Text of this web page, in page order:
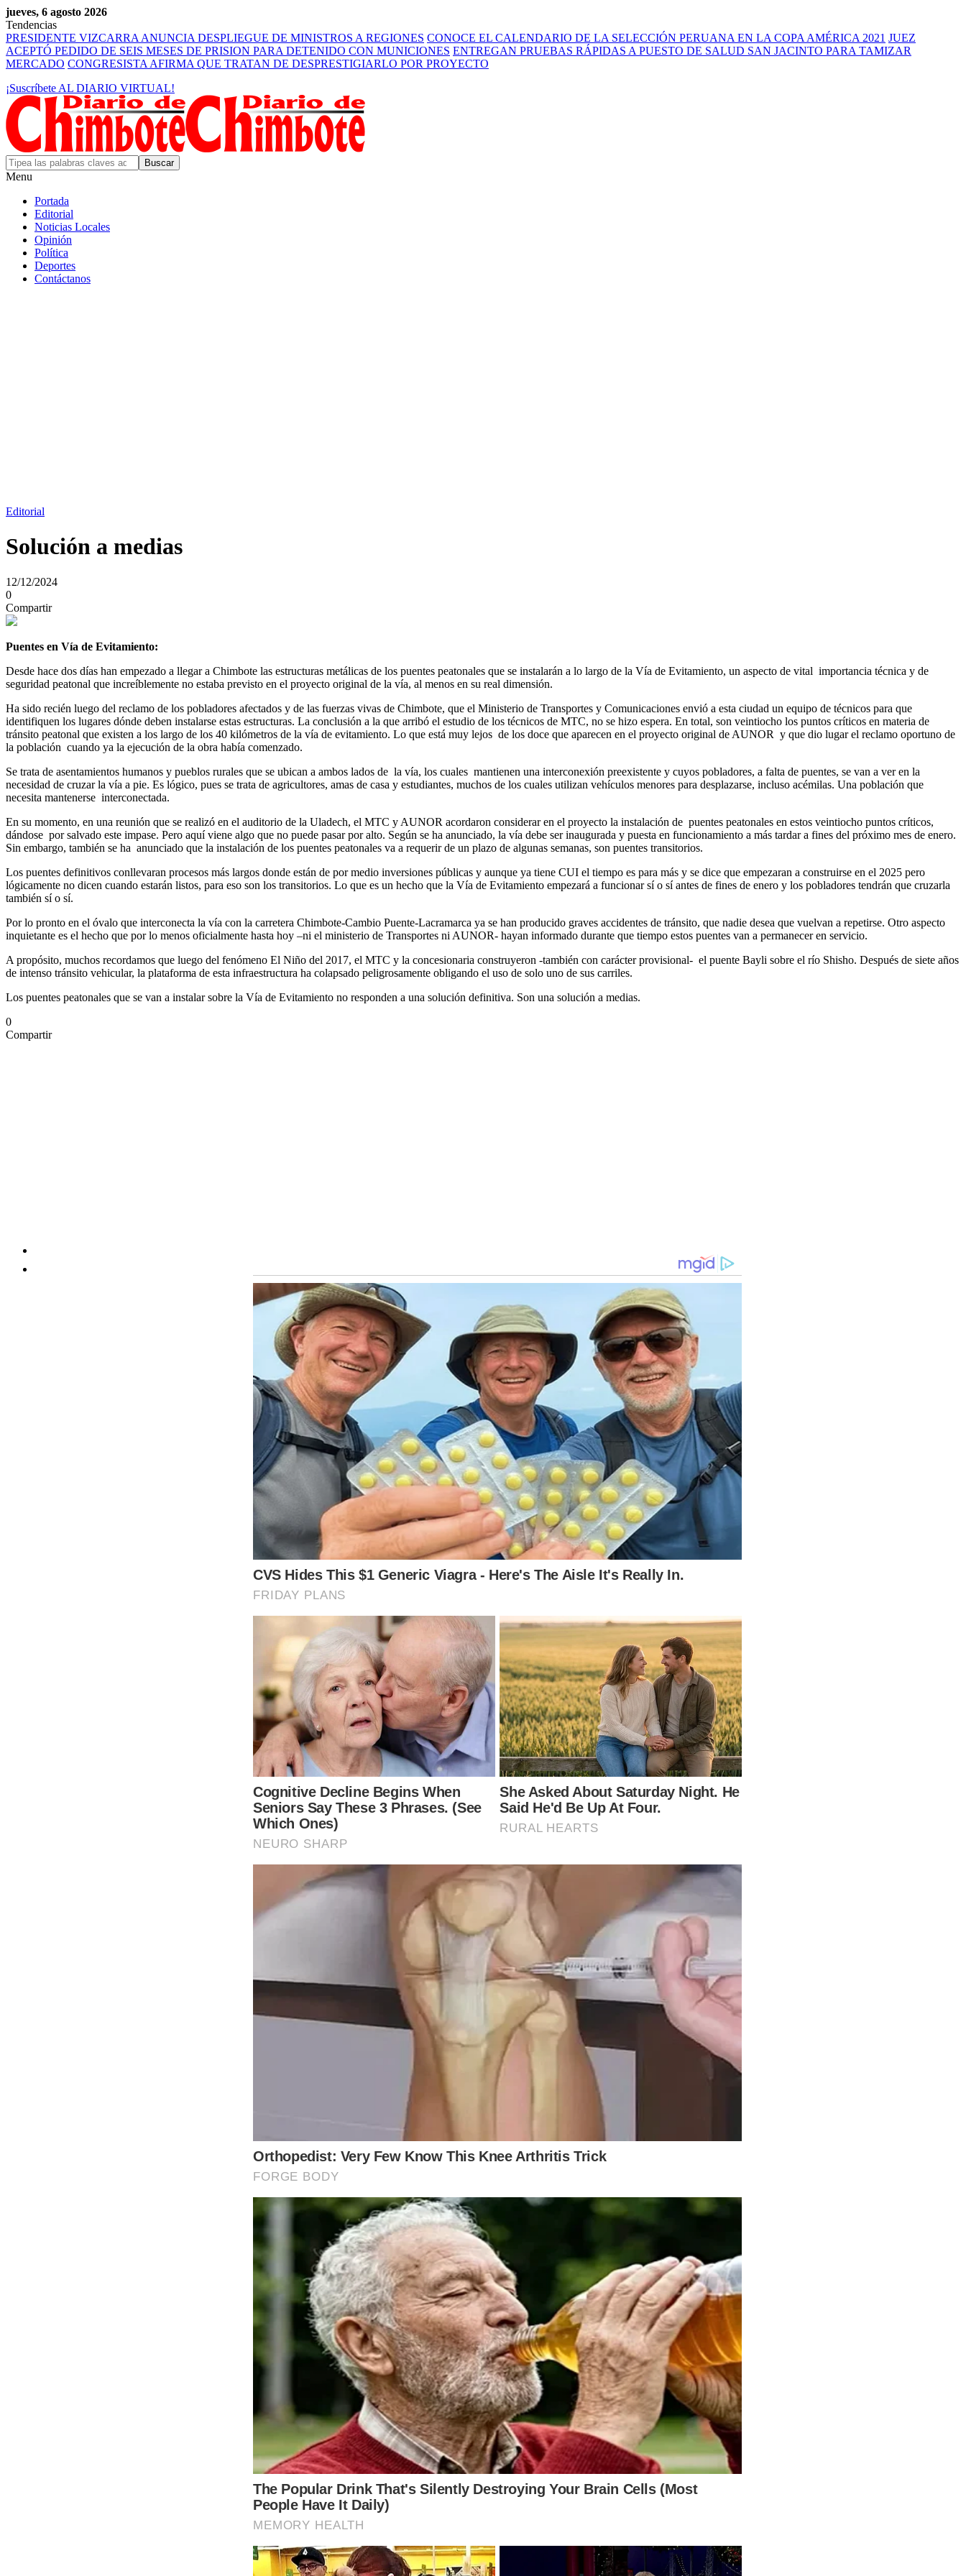
jueves, 6 agosto 2026
Tendencias
PRESIDENTE VIZCARRA ANUNCIA DESPLIEGUE DE MINISTROS A REGIONES CONOCE EL CALENDARIO DE LA SELECCIÓN PERUANA EN LA COPA AMÉRICA 2021 JUEZ
ACEPTÓ PEDIDO DE SEIS MESES DE PRISION PARA DETENIDO CON MUNICIONES ENTREGAN PRUEBAS RÁPIDAS A PUESTO DE SALUD SAN JACINTO PARA TAMIZAR
MERCADO CONGRESISTA AFIRMA QUE TRATAN DE DESPRESTIGIARLO POR PROYECTO
¡Suscríbete AL DIARIO VIRTUAL!
Menu
Portada
Editorial
Noticias Locales
Opinión
Política
Deportes
Contáctanos
Editorial
Solución a medias
12/12/2024
0
Compartir
Puentes en Vía de Evitamiento:
Desde hace dos días han empezado a llegar a Chimbote las estructuras metálicas de los puentes peatonales que se instalarán a lo largo de la Vía de Evitamiento, un aspecto de vital importancia técnica y de
seguridad peatonal que increíblemente no estaba previsto en el proyecto original de la vía, al menos en su real dimensión.
Ha sido recién luego del reclamo de los pobladores afectados y de las fuerzas vivas de Chimbote, que el Ministerio de Transportes y Comunicaciones envió a esta ciudad un equipo de técnicos para que
identifiquen los lugares dónde deben instalarse estas estructuras. La conclusión a la que arribó el estudio de los técnicos de MTC, no se hizo espera. En total, son veintiocho los puntos críticos en materia de
tránsito peatonal que existen a los largo de los 40 kilómetros de la vía de evitamiento. Lo que está muy lejos de los doce que aparecen en el proyecto original de AUNOR y que dio lugar el reclamo oportuno de
la población cuando ya la ejecución de la obra había comenzado.
Se trata de asentamientos humanos y pueblos rurales que se ubican a ambos lados de la vía, los cuales mantienen una interconexión preexistente y cuyos pobladores, a falta de puentes, se van a ver en la
necesidad de cruzar la vía a pie. Es lógico, pues se trata de agricultores, amas de casa y estudiantes, muchos de los cuales utilizan vehículos menores para desplazarse, incluso acémilas. Una población que
necesita mantenerse interconectada.
En su momento, en una reunión que se realizó en el auditorio de la Uladech, el MTC y AUNOR acordaron considerar en el proyecto la instalación de puentes peatonales en estos veintiocho puntos críticos,
dándose por salvado este impase. Pero aquí viene algo que no puede pasar por alto. Según se ha anunciado, la vía debe ser inaugurada y puesta en funcionamiento a más tardar a fines del próximo mes de enero.
Sin embargo, también se ha anunciado que la instalación de los puentes peatonales va a requerir de un plazo de algunas semanas, son puentes transitorios.
Los puentes definitivos conllevaran procesos más largos donde están de por medio inversiones públicas y aunque ya tiene CUI el tiempo es para más y se dice que empezaran a construirse en el 2025 pero
lógicamente no dicen cuando estarán listos, para eso son los transitorios. Lo que es un hecho que la Vía de Evitamiento empezará a funcionar sí o sí antes de fines de enero y los pobladores tendrán que cruzarla
también sí o sí.
Por lo pronto en el óvalo que interconecta la vía con la carretera Chimbote-Cambio Puente-Lacramarca ya se han producido graves accidentes de tránsito, que nadie desea que vuelvan a repetirse. Otro aspecto
inquietante es el hecho que por lo menos oficialmente hasta hoy –ni el ministerio de Transportes ni AUNOR- hayan informado durante que tiempo estos puentes van a permanecer en servicio.
A propósito, muchos recordamos que luego del fenómeno El Niño del 2017, el MTC y la concesionaria construyeron -también con carácter provisional- el puente Bayli sobre el río Shisho. Después de siete años
de intenso tránsito vehicular, la plataforma de esta infraestructura ha colapsado peligrosamente obligando el uso de solo uno de sus carriles.
Los puentes peatonales que se van a instalar sobre la Vía de Evitamiento no responden a una solución definitiva. Son una solución a medias.
0
Compartir